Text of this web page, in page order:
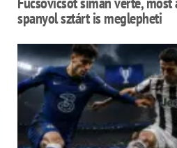
spanyol sztárt is meglepheti